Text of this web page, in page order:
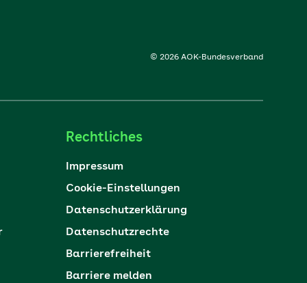
© 2026 AOK-Bundesverband
Rechtliches
Impressum
Cookie-Einstellungen
Datenschutzerklärung
Datenschutzrechte
Barrierefreiheit
Barriere melden